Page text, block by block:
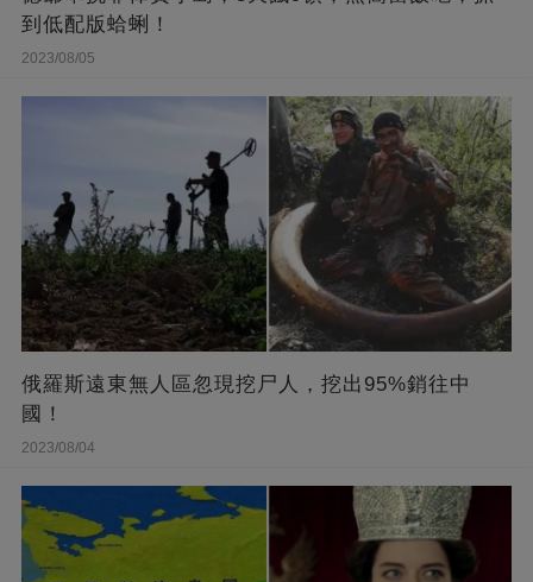
到低配版蛤蜊！
2023/08/05
俄羅斯遠東無人區忽現挖尸人，挖出95%銷往中
國！
2023/08/04